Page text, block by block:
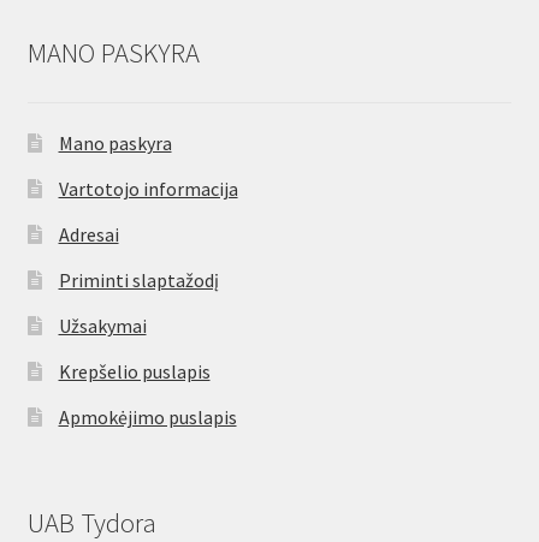
MANO PASKYRA
Mano paskyra
Vartotojo informacija
Adresai
Priminti slaptažodį
Užsakymai
Krepšelio puslapis
Apmokėjimo puslapis
UAB Tydora